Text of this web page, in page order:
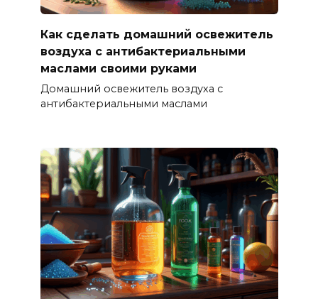
Как сделать домашний освежитель
воздуха с антибактериальными
маслами своими руками
Домашний освежитель воздуха с
антибактериальными маслами